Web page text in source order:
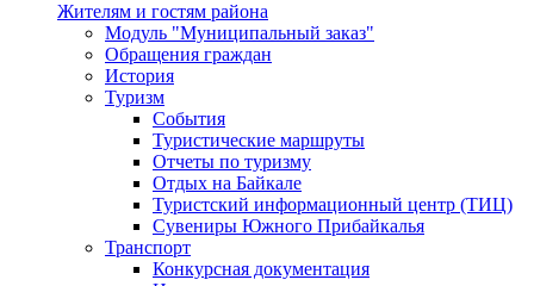
Жителям и гостям района
Модуль "Муниципальный заказ"
Обращения граждан
История
Туризм
События
Туристические маршруты
Отчеты по туризму
Отдых на Байкале
Туристский информационный центр (ТИЦ)
Сувениры Южного Прибайкалья
Транспорт
Конкурсная документация